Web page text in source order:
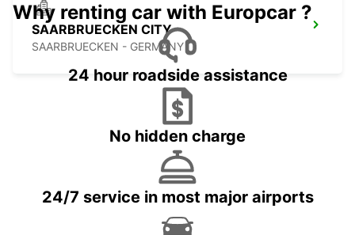
SAARBRUECKEN CITY
SAARBRUECKEN - GERMANY
Why renting car with Europcar ?
24 hour roadside assistance
No hidden charge
24/7 service in most major airports